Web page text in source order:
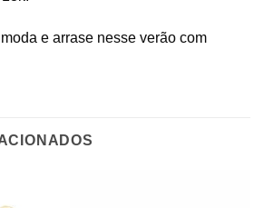
e arrase nesse verão com